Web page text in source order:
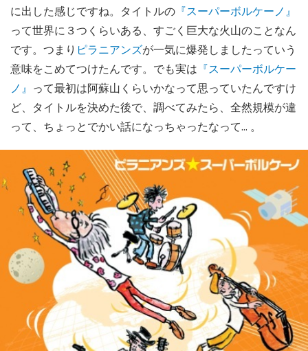
に出した感じですね。タイトルの 『スーパーボルケーノ』
って世界に３つくらいある、すごく巨大な火山のことなん
です。つまり ピラニアンズが一気に爆発しましたっていう
意味をこめてつけたんです。でも実は 『スーパーボルケー
ノ』 って最初は阿蘇山くらいかなって思っていたんですけ
ど、タイトルを決めた後で、調べてみたら、全然規模が違
って、ちょっとでかい話になっちゃったなって... 。